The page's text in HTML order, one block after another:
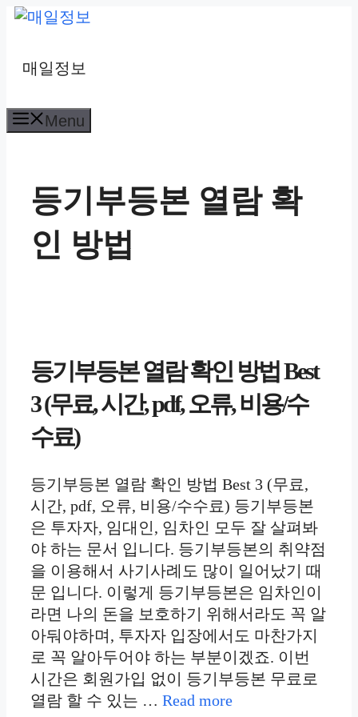
컨
너
매일정보
Menu
등기부등본 열람 확
인 방법
등기부등본 열람 확인 방법 Best
3 (무료, 시간, pdf, 오류, 비용/수
수료)
등기부등본 열람 확인 방법 Best 3 (무료,
시간, pdf, 오류, 비용/수수료) 등기부등본
은 투자자, 임대인, 임차인 모두 잘 살펴봐
야 하는 문서 입니다. 등기부등본의 취약점
을 이용해서 사기사례도 많이 일어났기 때
문 입니다. 이렇게 등기부등본은 임차인이
라면 나의 돈을 보호하기 위해서라도 꼭 알
아둬야하며, 투자자 입장에서도 마찬가지
로 꼭 알아두어야 하는 부분이겠죠. 이번
시간은 회원가입 없이 등기부등본 무료로
열람 할 수 있는 … Read more